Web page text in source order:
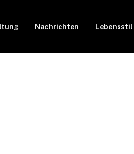
Nachrichten Lebensstil